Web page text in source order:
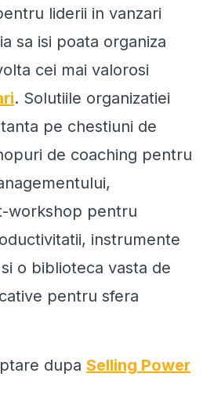
liderii in vanzari
sa isi poata organiza
cei mai valorosi
. Solutiile organizatiei
pe chestiuni de
de coaching pentru
workshop pentru
instrumente
o biblioteca vasta de
pentru sfera
dupa Selling Power